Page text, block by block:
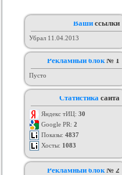
шаблон для ucoz
Категория :
Ваши ссылки
Убрал 11.04.2013
Рекламный блок№ 1
Пусто
Статистика сайта
Яндекс тИЦ: 30
Google PR: 2
Показы: 4837
Хосты: 1083
Рекламный блок№ 2